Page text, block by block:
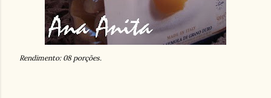
Rendimento: 08 porções.